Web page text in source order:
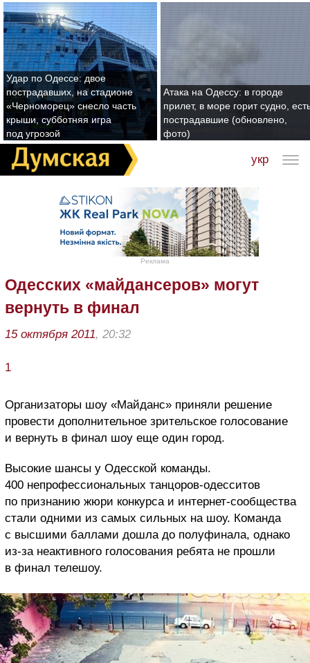
Удар по Одессе: двое
пострадавших, на стадионе
«Черноморец» снесло часть
крыши, субботняя игра
под угрозой
Атака на Одессу: в городе
прилет, в море горит судно,
пострадавшие (обновлено,
фото)
укр
Реклама
Одесских «майдансеров» могут
вернуть в финал
15 октября 2011, 20:32
1
Организаторы шоу «Майданс» приняли решение
провести дополнительное зрительское голосование
и вернуть в финал шоу еще один город.
Высокие шансы у Одесской команды.
400 непрофессиональных танцоров-одесситов
по признанию жюри конкурса и интернет-сообщества
стали одними из самых сильных на шоу. Команда
с высшими баллами дошла до полуфинала, однако
из-за неактивного голосования ребята не прошли
в финал телешоу.